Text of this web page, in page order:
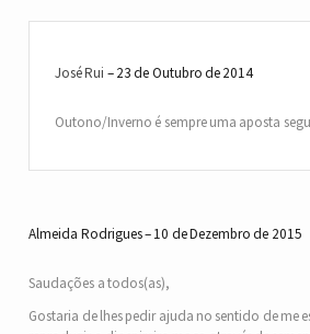
José Rui 23 de Outubro de 2014
Outono/Inverno é sempre uma aposta
Almeida Rodrigues 10 de Dezembro de 2015
Saudações a todos(as),
Gostaria de lhes pedir ajuda no sentido de me